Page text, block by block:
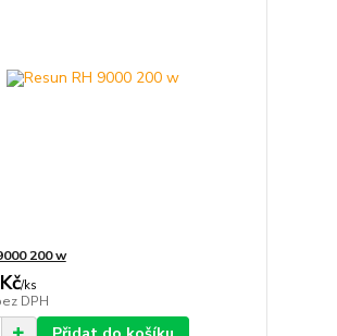
200 w
/ks
DPH